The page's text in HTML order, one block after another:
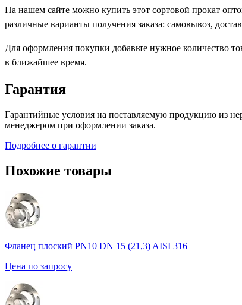
На нашем сайте можно купить этот сортовой прокат
различные варианты получения заказа: самовывоз,
Для оформления покупки добавьте нужное количество
в ближайшее время.
Гарантия
Гарантийные условия на поставляемую продукцию из
менеджером при оформлении заказа.
Подробнее о гарантии
Похожие товары
Фланец плоский PN10 DN 15 (21,3) AISI 316
Цена по запросу